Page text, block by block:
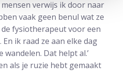
verwijs ik door naar
vaak geen benul wat ze
fysiotherapeut voor een
ik raad ze aan elke dag
Dat helpt al.’
als je ruzie hebt gemaakt